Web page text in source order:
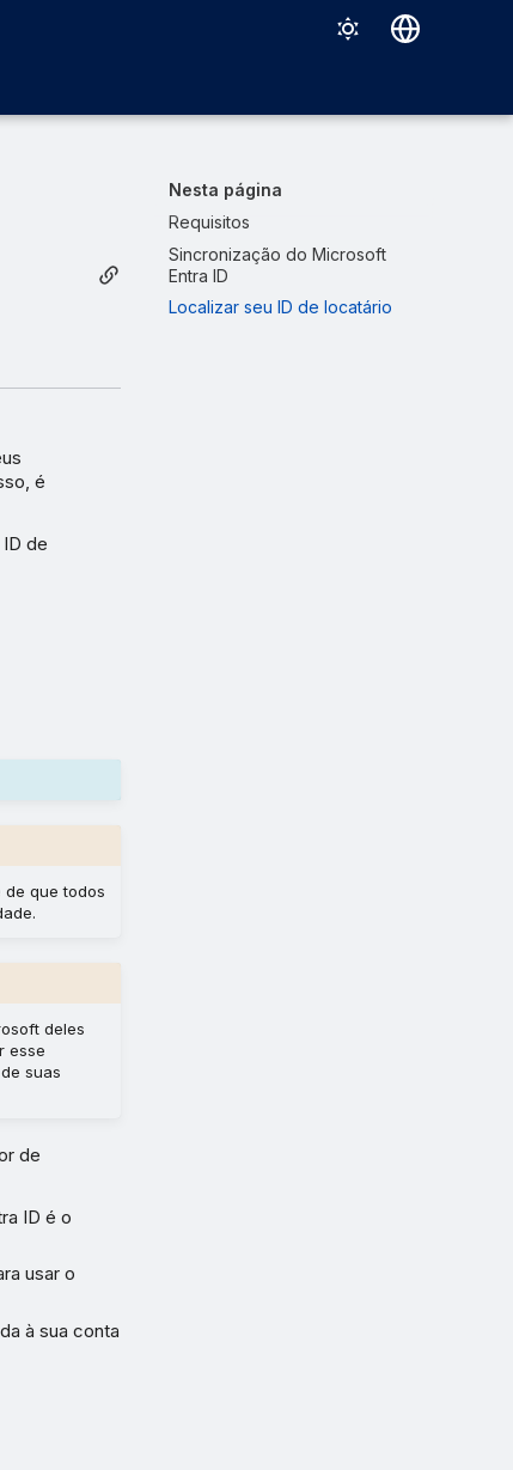
Italiano
日本語
Nesta página
Requisitos
Sincronização do Microsoft
Entra ID
Localizar seu ID de locatário
é
de
que todos
deles
esse
suas
de
ID é o
usar o
à sua conta